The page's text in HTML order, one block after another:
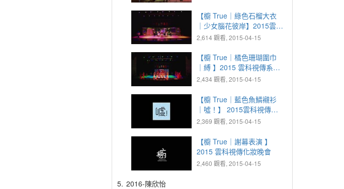
【櫥 True｜綠色石榴大衣
｜少女腦花彼岸】2015雲科
視傳化妝晚會
2,614 觀看, 2015-04-15
【櫥 True｜橘色珊瑚圍巾
｜縛 】2015 雲科視傳系化
妝晚會
2,434 觀看, 2015-04-15
【櫥 True｜藍色魚鱗襯衫
｜噓！】 2015雲科視傳化
妝晚會
2,369 觀看, 2015-04-15
【櫥 True｜謝幕表演 】
2015 雲科視傳化妝晚會
2,460 觀看, 2015-04-15
5. 2016-陳欣怡